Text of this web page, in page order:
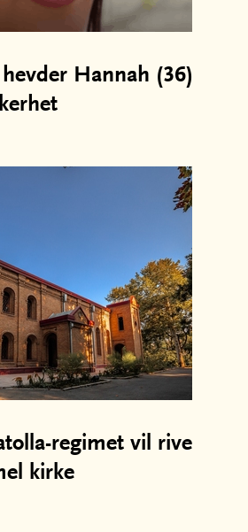
Hannah (36)
regimet vil rive
kirke